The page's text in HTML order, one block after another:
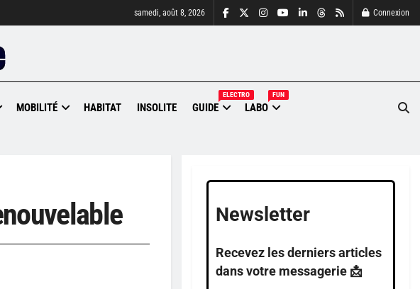
samedi, août 8, 2026 Connexion
MOBILITÉ HABITAT INSOLITE GUIDE
ELECTRO
LABO
FUN
Newsletter
Recevez les derniers articles
dans votre messagerie 📩